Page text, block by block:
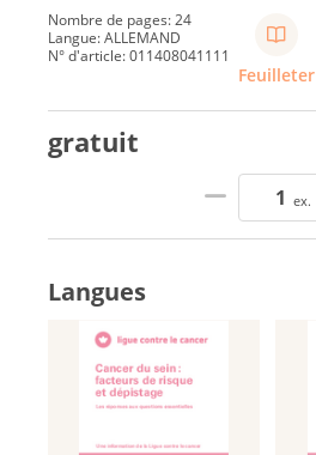
Nombre de pages: 24
Langue: ALLEMAND
N° d'article: 011408041111
Feuilleter
gratuit
ex.
Langues